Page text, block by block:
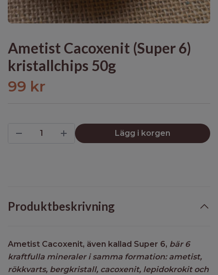
Ametist Cacoxenit (Super 6)
kristallchips 50g
99 kr
Lägg i korgen
Produktbeskrivning
Ametist Cacoxenit, även kallad Super 6, bär 6
kraftfulla mineraler i samma formation: ametist,
rökkvarts, bergkristall, cacoxenit, lepidokrokit och